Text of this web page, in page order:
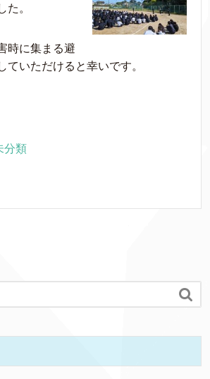
た。
時に集まる避
ていただけると幸いです。
分類
